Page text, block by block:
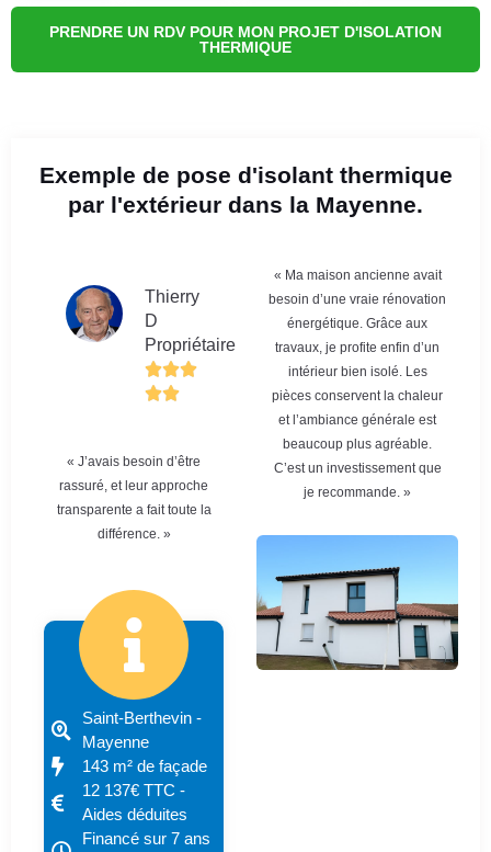
PRENDRE UN RDV POUR MON PROJET D'ISOLATION
THERMIQUE
Exemple de pose d'isolant thermique
par l'extérieur dans la Mayenne.
Thierry
D
Propriétaire
« J’avais besoin d’être
rassuré, et leur approche
transparente a fait toute la
différence. »
Saint-Berthevin -
Mayenne
143 m² de façade
12 137€ TTC -
Aides déduites
Financé sur 7 ans
« Ma maison ancienne avait
besoin d’une vraie rénovation
énergétique. Grâce aux
travaux, je profite enfin d’un
intérieur bien isolé. Les
pièces conservent la chaleur
et l’ambiance générale est
beaucoup plus agréable.
C’est un investissement que
je recommande. »